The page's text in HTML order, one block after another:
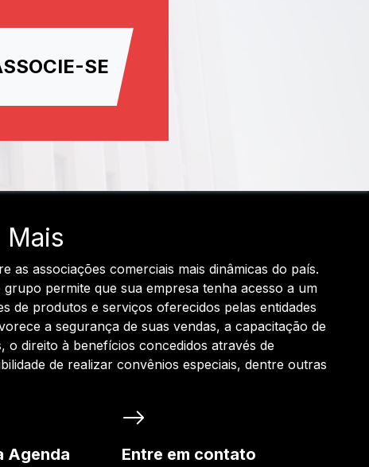
SE
Mais
as associações comerciais mais dinâmicas do país.
grupo permite que sua empresa tenha acesso a um
de produtos e serviços oferecidos pelas entidades
a segurança de suas vendas, a capacitação de
o direito à benefícios concedidos através de
de realizar convênios especiais, dentre outras
Agenda Entre em contato